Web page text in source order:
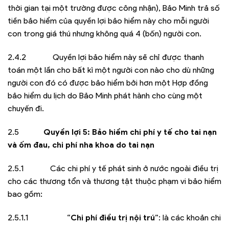
thời gian tại một trường được công nhận), Bảo Minh trả số
tiền bảo hiểm của quyền lợi bảo hiểm này cho mỗi người
con trong giá thú nhưng không quá 4 (bốn) người con.
2.4.2 Quyền lợi bảo hiểm này sẽ chỉ được thanh
toán một lần cho bất kì một người con nào cho dù những
người con đó có được bảo hiểm bởi hơn một Hợp đồng
bảo hiểm du lịch do Bảo Minh phát hành cho cùng một
chuyến đi.
2.5 Quyền lợi 5: Bảo hiểm chi phí y tế cho tai nạn
và ốm đau, chi phí nha khoa do tai nạn
2.5.1 Các chi phí y tế phát sinh ở nước ngoài điều trị
cho các thương tổn và thương tật thuộc phạm vi bảo hiểm
bao gồm:
2.5.1.1 “Chi phí điều trị nội trú”: là các khoản chi